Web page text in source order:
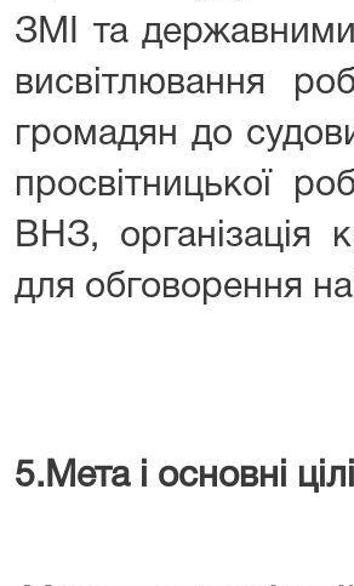
ЗМІ та державними
висвітлювання
громадян до
просвітницької
ВНЗ, організація
для обговорення
5. Мета і основні